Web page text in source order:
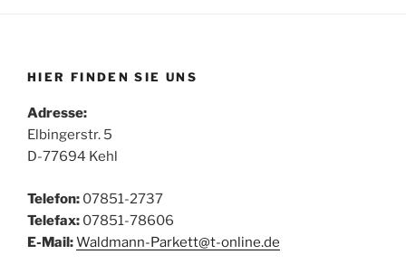
HIER FINDEN SIE UNS
Adresse:
Elbingerstr. 5
D-77694 Kehl
Telefon: 07851-2737
Telefax: 07851-78606
E-Mail:Waldmann-Parkett@t-online.de